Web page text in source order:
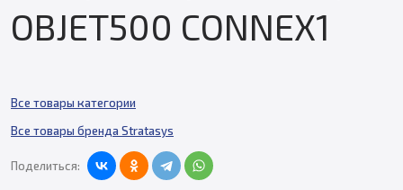
OBJET500 CONNEX1
Все товары категории
Все товары бренда Stratasys
Поделиться: